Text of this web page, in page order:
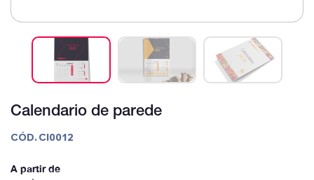
Calendario de parede
CÓD. CI0012
A partir de